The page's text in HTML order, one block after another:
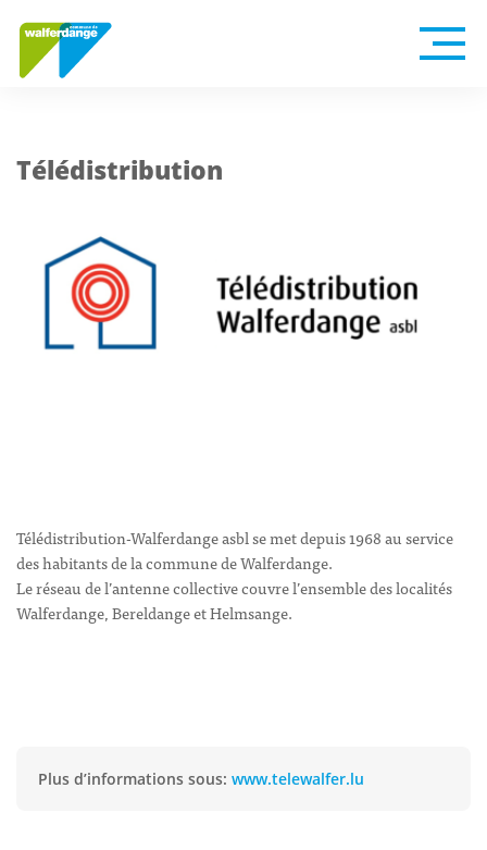
Télédistribution
Télédistribution-Walferdange asbl se met depuis 1968 au service
des habitants de la commune de Walferdange.
Le réseau de l’antenne collective couvre l’ensemble des localités
Walferdange, Bereldange et Helmsange.
Plus d’informations sous: www.telewalfer.lu